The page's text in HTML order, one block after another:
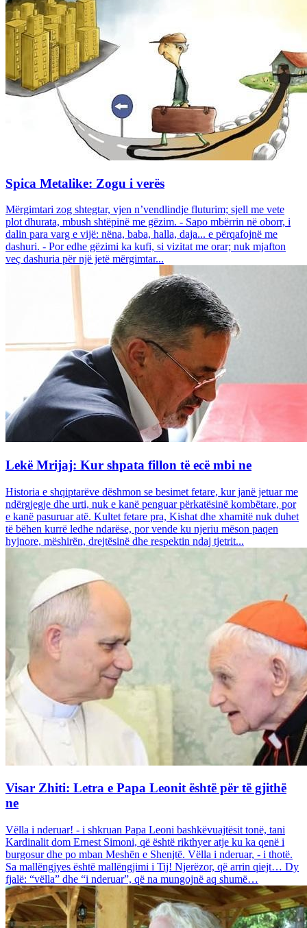
Spica Metalike: Zogu i verës
Mërgimtari zog shtegtar, vjen n’vendlindje fluturim; sjell me vete
plot dhurata, mbush shtëpinë me gëzim. - Sapo mbërrin në oborr, i
dalin para varg e vijë: nëna, baba, halla, daja... e përqafojnë me
dashuri. - Por edhe gëzimi ka kufi, si vizitat me orar; nuk mjafton
veç dashuria për një jetë mërgimtar...
Lekë Mrijaj: Kur shpata fillon të ecë mbi ne
Historia e shqiptarëve dëshmon se besimet fetare, kur janë jetuar me
ndërgjegje dhe urti, nuk e kanë penguar përkatësinë kombëtare, por
e kanë pasuruar atë. Kultet fetare pra, Kishat dhe xhamitë nuk duhet
të bëhen kurrë ledhe ndarëse, por vende ku njeriu mëson paqen
hyjnore, mëshirën, drejtësinë dhe respektin ndaj tjetrit...
Visar Zhiti: Letra e Papa Leonit është për të gjithë
ne
Vëlla i nderuar! - i shkruan Papa Leoni bashkëvuajtësit tonë, tani
Kardinalit dom Ernest Simoni, që është rikthyer atje ku ka qenë i
burgosur dhe po mban Meshën e Shenjtë. Vëlla i nderuar, - i thotë.
Sa mallëngjyes është mallëngjimi i Tij! Njerëzor, që arrin qiejt… Dy
fjalë: “vëlla” dhe “i nderuar”, që na mungojnë aq shumë…